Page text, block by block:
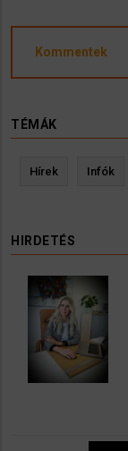
Kommentek
TÉMÁK
Hírek Infók
HIRDETÉS